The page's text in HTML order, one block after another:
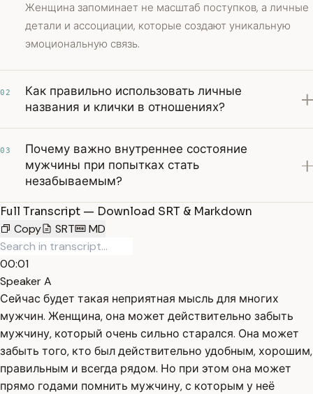
Женщина запоминает не масштаб поступков, а личные
детали и ассоциации, которые создают уникальную
эмоциональную связь.
02
Как правильно использовать личные
названия и клички в отношениях?
03
Почему важно внутреннее состояние
мужчины при попытках стать
незабываемым?
Full Transcript — Download SRT & Markdown
Copy
SRT MD
00:01
Speaker A
Сейчас будет такая неприятная мысль для многих
мужчин. Женщина, она может действительно забыть
мужчину, который очень сильно старался. Она может
забыть того, кто был действительно удобным, хорошим,
правильным и всегда рядом. Но при этом она может
прямо годами помнить мужчину, с которым у неё